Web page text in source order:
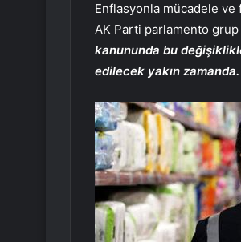
Enflasyonla mücadele ve
AK Parti parlamento
kanununda bu
edilecek yakın zamanda.